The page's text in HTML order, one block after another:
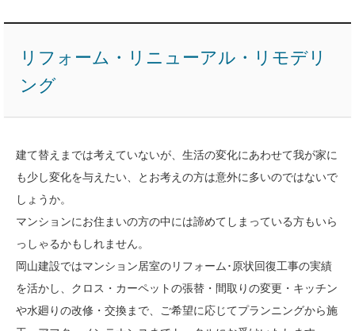
リフォーム・リニューアル・リモデリ
ング
建て替えまでは考えていないが、生活の変化にあわせて我が家に
も少し変化を与えたい、とお考えの方は意外に多いのではないで
しょうか。
マンションにお住まいの方の中には諦めてしまっている方もいら
っしゃるかもしれません。
岡山建設ではマンション居室のリフォーム･原状回復工事の実績
を活かし、クロス・カーペットの張替・間取りの変更・キッチン
や水廻りの改修・交換まで、ご希望に応じてプランニングから施